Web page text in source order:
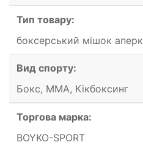
Тип товару:
боксерський мішок
Вид спорту:
Бокс, ММА, Кікбоксинг
Торгова марка:
BOYKO-SPORT